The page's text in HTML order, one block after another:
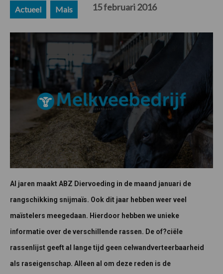
Actueel Mais 15 februari 2016
Al jaren maakt ABZ Diervoeding in de maand januari de
rangschikking snijmaïs. Ook dit jaar hebben weer veel
maïstelers meegedaan. Hierdoor hebben we unieke
informatie over de verschillende rassen. De of?ciële
rassenlijst geeft al lange tijd geen celwandverteerbaarheid
als raseigenschap. Alleen al om deze reden is de